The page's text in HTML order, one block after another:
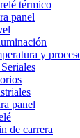
térmico
panel
y
panel
de carrera